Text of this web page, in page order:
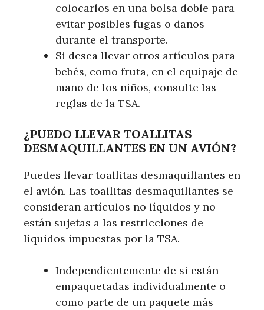
colocarlos en una bolsa doble para
evitar posibles fugas o daños
durante el transporte.
Si desea llevar otros artículos para
bebés, como fruta, en el equipaje de
mano de los niños, consulte las
reglas de la TSA.
¿PUEDO LLEVAR TOALLITAS
DESMAQUILLANTES EN UN AVIÓN?
Puedes llevar toallitas desmaquillantes en
el avión. Las toallitas desmaquillantes se
consideran artículos no líquidos y no
están sujetas a las restricciones de
líquidos impuestas por la TSA.
Independientemente de si están
empaquetadas individualmente o
como parte de un paquete más